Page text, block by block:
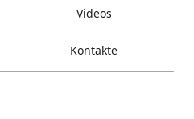
Videos
Kontakte